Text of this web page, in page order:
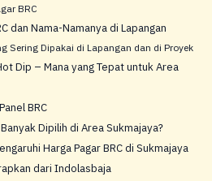
BRC
dan Nama-Namanya di Lapangan
Sering Dipakai di Lapangan dan di Proyek
Dip – Mana yang Tepat untuk Area
BRC
Dipilih di Area Sukmajaya?
Harga Pagar BRC di Sukmajaya
dari Indolasbaja